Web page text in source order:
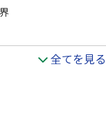
全てを見る